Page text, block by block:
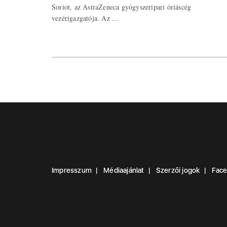
Soriot, az AstraZeneca gyógyszeripari óriáscég
vezérigazgatója. Az ...
Impresszum Médiaajánlat Szerzői jogok